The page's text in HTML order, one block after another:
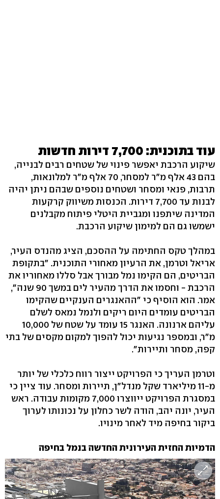
עוד בתוכנית: 7,700 דירות חדשות
שיקוע הרכבת יאפשר פינוי של שטחים רבים לבנייה,
בהם 43 אלף מ"ר למסחר, 70 אלף מ"ר למלונאות,
תרבות, פנאי ומסחר ושטחים נוספים שבהם ניתן יהיה
לבנות עד 7,700 דירות. הכנסות משיווק קרקעות
המדינה שיתפנו ומגביית היטלי פיתוח מקבלנים
ישמשו גם הם למימון שיקוע הרכבת.
במהלך טקס החתימה על ההסכם, הציג מהנדס העיר,
אריאל וטרמן, את הרעיון מאחורי התוכנית. "בתקופת
הבריטים, הם הקימו נמל מבורך אבל סללו מאחוריו את
הרכבת - וחסמו את הדרך מהעיר לים במשך 90 שנה",
אמר. הוא הוסיף כי "ההאנגרים הענקיים שהקימו
הבריטים עומדים היום ריקים ולנמל נמאס לשלם
עליהם ארנונה. האנגר 15 עומד על שטח של 10,000
מ"ר, ובמספר נגיעות יכול להפוך למקום מקסים של בתי
קפה, מסחר ותיירות".
וטרמן העריך כי הפרויקט ייצור רווח כלכלי של יותר
מ-11 מיליארד שקל מנדל"ן, תיירות ומסחר. עוד ציין כי
במסגרת הפרויקט ייווצרו 7,000 מקומות עבודה. ראש
העיר, יונה יהב, הודה לשר כחלון על נכונותו לערוך
ביקור בחיפה מיד לאחר מינויו.
הדמיות החזית העירונית החדשה בנמל בחיפה